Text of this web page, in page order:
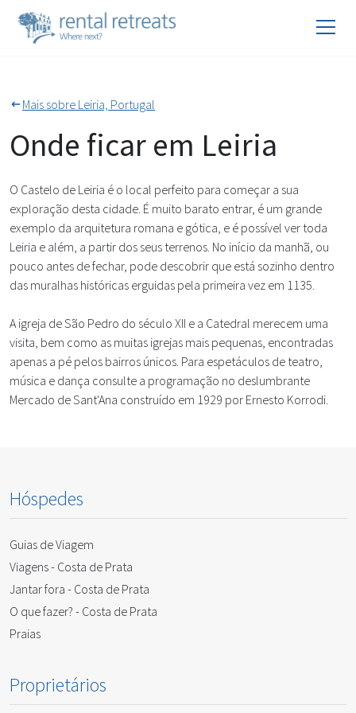
Mais sobre Leiria, Portugal
Onde ficar em Leiria
O Castelo de Leiria é o local perfeito para começar a sua
exploração desta cidade. É muito barato entrar, é um grande
exemplo da arquitetura romana e gótica, e é possível ver toda
Leiria e além, a partir dos seus terrenos. No início da manhã, ou
pouco antes de fechar, pode descobrir que está sozinho dentro
das muralhas históricas erguidas pela primeira vez em 1135.
A igreja de São Pedro do século XII e a Catedral merecem uma
visita, bem como as muitas igrejas mais pequenas, encontradas
apenas a pé pelos bairros únicos. Para espetáculos de teatro,
música e dança consulte a programação no deslumbrante
Mercado de Sant'Ana construído em 1929 por Ernesto Korrodi.
Hóspedes
Guias de Viagem
Viagens - Costa de Prata
Jantar fora - Costa de Prata
O que fazer? - Costa de Prata
Praias
Proprietários